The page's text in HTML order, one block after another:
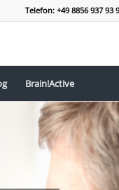
Telefon: +49 8856 937 93
Brain!Active